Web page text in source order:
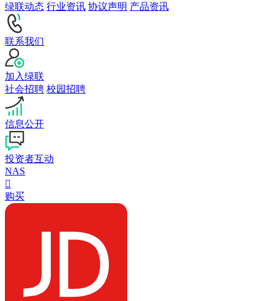
绿联动态 行业资讯 协议声明 产品资讯
联系我们
加入绿联
社会招聘 校园招聘
信息公开
投资者互动
NAS

购买